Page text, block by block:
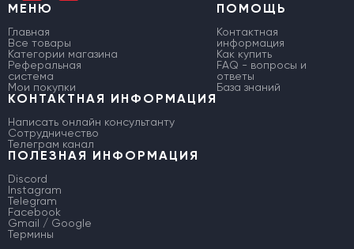
МЕНЮ
Главная
Все товары
Категории магазина
Реферальная
система
Мои покупки
ПОМОЩЬ
Контактная
информация
Как купить
FAQ - вопросы и
ответы
База знаний
КОНТАКТНАЯ ИНФОРМАЦИЯ
Написать онлайн консультанту
Сотрудничество
Телеграм канал
ПОЛЕЗНАЯ ИНФОРМАЦИЯ
Discord
Instagram
Telegram
Facebook
Gmail / Google
Термины